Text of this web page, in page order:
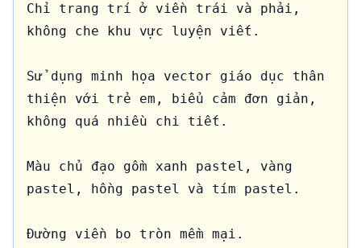
Chỉ trang trí ở viền trái và phải,
không che khu vực luyện viết.
Sử dụng minh họa vector giáo dục thân
thiện với trẻ em, biểu cảm đơn giản,
không quá nhiều chi tiết.
Màu chủ đạo gồm xanh pastel, vàng
pastel, hồng pastel và tím pastel.
Đường viền bo tròn mềm mại.